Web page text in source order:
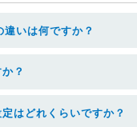
いは何ですか？
？
はどれくらいですか？